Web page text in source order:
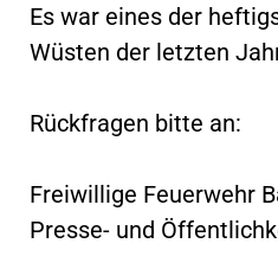
Es war eines der
Wüsten der letzten
Rückfragen bitte an:
Freiwillige Feuerwehr
Presse- und